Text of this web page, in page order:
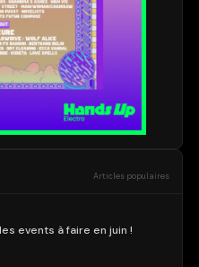
Articles populaires
events à faire en juin !